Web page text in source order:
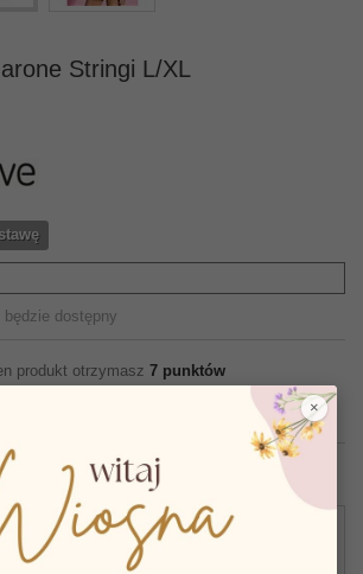
Stringi L/XL
dostępny
produkt otrzymasz 7 punktów
7
wartość ×